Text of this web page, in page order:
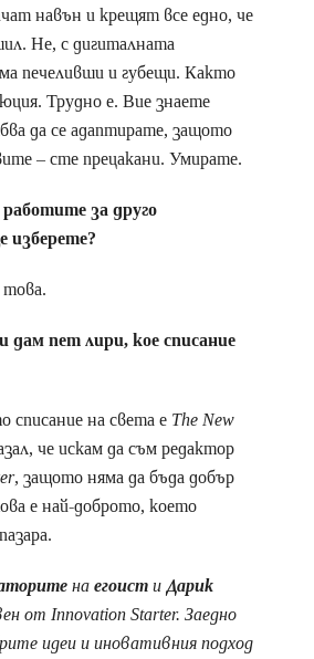
навън и крещят все едно, че
Не, с дигиталната
печеливши и губещи. Както
Трудно е. Вие знаете
да се адаптирате, защото
– сте прецакани. Умирате.
за друго
изберете?
дам пет лири, кое списание
на света е The New
че искам да съм редактор
, защото няма да бъда добър
е най-доброто, което
наегоистиДарик
от Innovation Starter. Заедно
идеи и иновативния подход